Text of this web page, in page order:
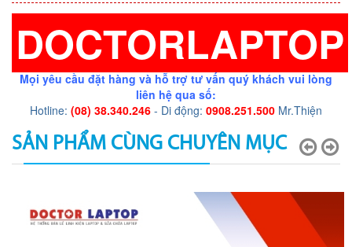
DOCTORLAPTOP
Mọi yêu cầu đặt hàng và hỗ trợ tư vấn quý khách vui lòng
liên hệ qua số:
Hotline: (08) 38.340.246 - Di động: 0908.251.500 Mr.Thiện
SẢN PHẨM CÙNG CHUYÊN MỤC